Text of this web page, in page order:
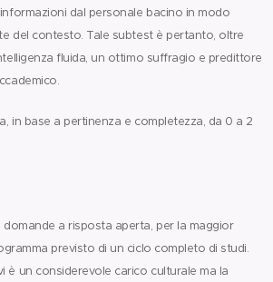
dal personale bacino in modo
del contesto. Tale subtest è pertanto, oltre
fluida, un ottimo suffragio e predittore
in base a pertinenza e completezza, da 0 a 2
domande a risposta aperta, per la maggior
previsto di un ciclo completo di studi.
è un considerevole carico culturale ma la